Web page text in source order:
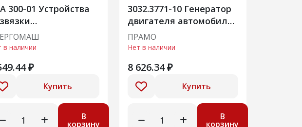
300-01 Устройства
в наличии
₽
Купить
В
корзину
3032.3771-10 Генератор
двигателя автомобиля
а/м ПАЗ 3205
ПРАМО
Нет в наличии
8 626.34 ₽
Купить
В
корзину